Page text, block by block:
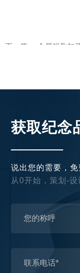
下一篇： 金属钥匙扣
获取纪念
说出您的需要，
从0开始，策划-设